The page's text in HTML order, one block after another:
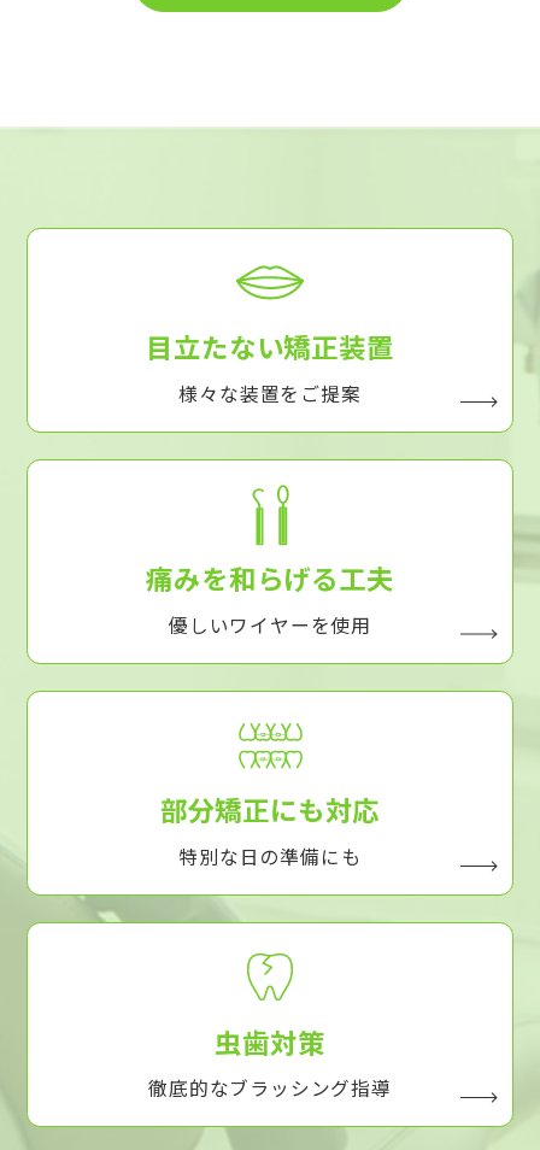
目立たない矯正装置
様々な装置をご提案
痛みを和らげる工夫
優しいワイヤーを使用
部分矯正にも対応
特別な日の準備にも
虫歯対策
徹底的なブラッシング指導